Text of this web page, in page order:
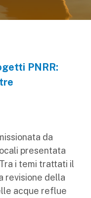
PNRR:
da
presentata
i temi trattati il
revisione della
acque reflue